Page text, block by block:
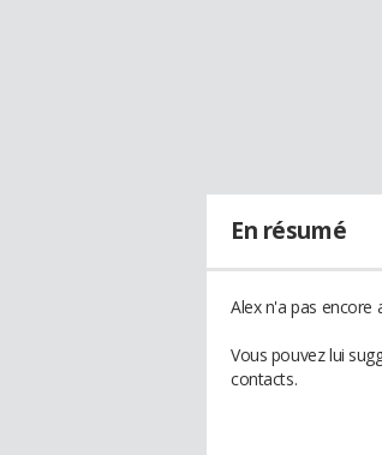
En résumé
Alex n'a pas encore
Vous pouvez lui
contacts.